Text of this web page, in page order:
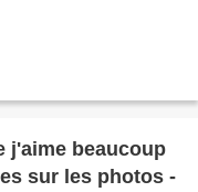
j'aime beaucoup
sur les photos -